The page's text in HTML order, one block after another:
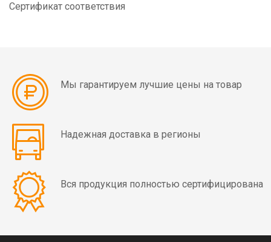
Сертификат соответствия
Мы гарантируем лучшие цены на товар
Надежная доставка в регионы
Вся продукция полностью сертифицирована